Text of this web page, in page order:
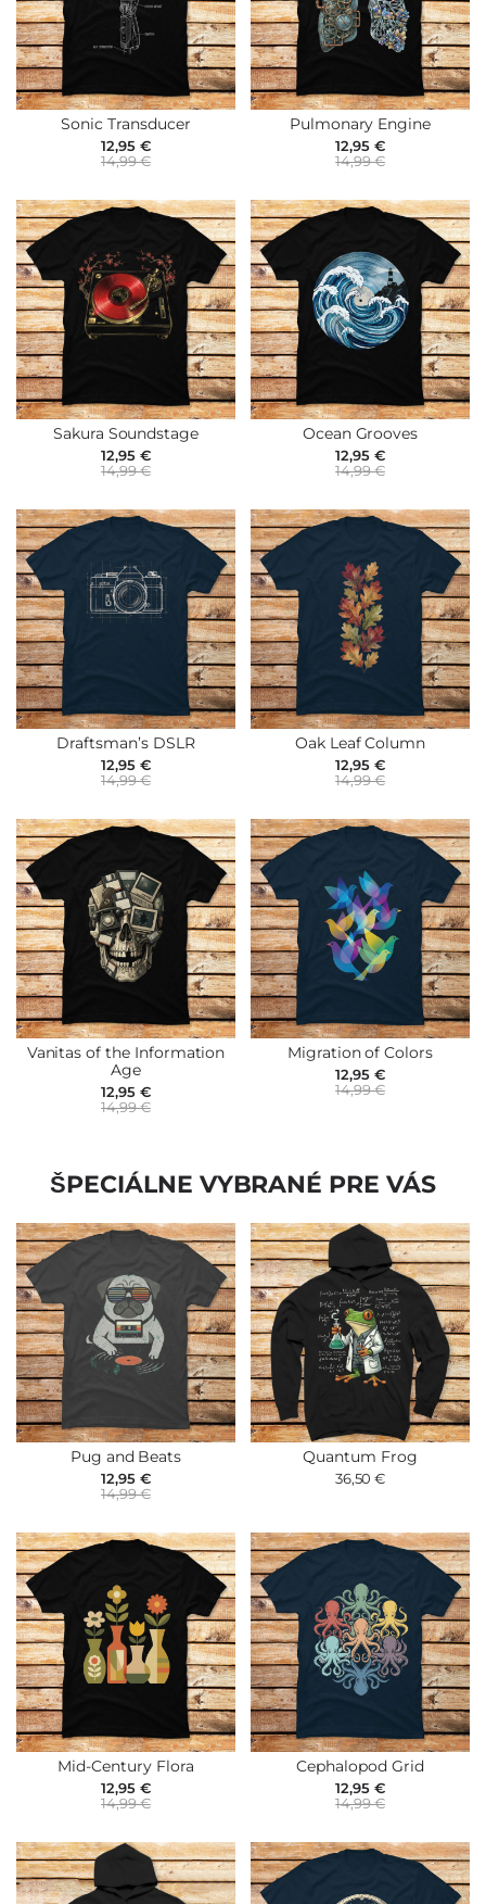
Sonic Transducer
12,95 €
14,99 €
Pulmonary Engine
12,95 €
14,99 €
Sakura Soundstage
12,95 €
14,99 €
Ocean Grooves
12,95 €
14,99 €
Draftsman’s DSLR
12,95 €
14,99 €
Oak Leaf Column
12,95 €
14,99 €
Vanitas of the Information
Age
12,95 €
14,99 €
Migration of Colors
12,95 €
14,99 €
ŠPECIÁLNE VYBRANÉ PRE VÁS
Pug and Beats
12,95 €
14,99 €
Quantum Frog
36,50 €
Mid-Century Flora
12,95 €
14,99 €
Cephalopod Grid
12,95 €
14,99 €